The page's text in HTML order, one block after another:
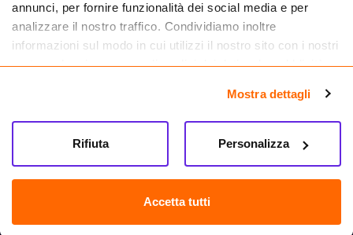
annunci, per fornire funzionalità dei social media e per
analizzare il nostro traffico. Condividiamo inoltre
informazioni sul modo in cui utilizzi il nostro sito con i nostri
partner che si occupano di analisi dei dati web, pubblicità e
informazioni che hai fornito loro o che hanno raccolto dal
tuo utilizzo dei loro servizi.
Mostra dettagli
Accetta tutti
Personalizza
Rifiuta
Farma.it S.a.s. P. IVA 07417261216 REA: NA-884088
CREDITS
Sede legale Via delle Repubbliche Marinare 128, 80147 Napoli